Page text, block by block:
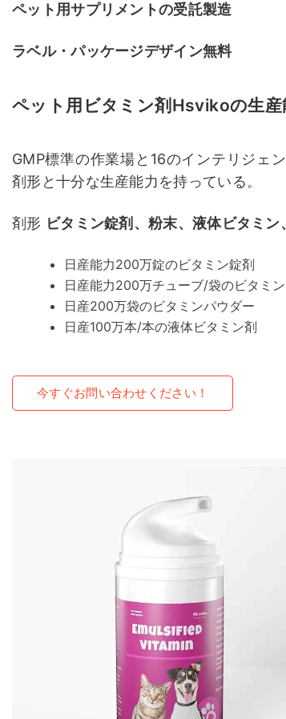
ペット用サプリメントの受託製造
ラベル・パッケージデザイン無料
ペット用ビタミン剤Hsvikoの生産
GMP標準の作業場と16のインテリジェ
剤形と十分な生産能力を持っている。
剤形 ビタミン錠剤、粉末、液体ビタミン
日産能力200万錠のビタミン錠剤
日産能力200万チューブ/袋のビタミ
日産200万袋のビタミンパウダー
日産100万本/本の液体ビタミン剤
今すぐお問い合わせください！